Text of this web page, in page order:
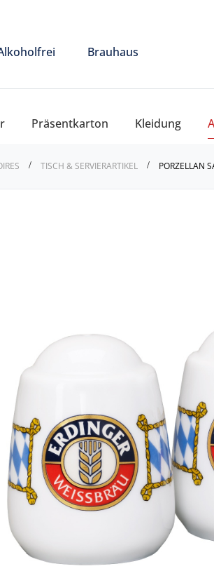
Brauhaus
Präsentkarton Kleidung
TISCH & SERVIERARTIKEL PORZELLAN